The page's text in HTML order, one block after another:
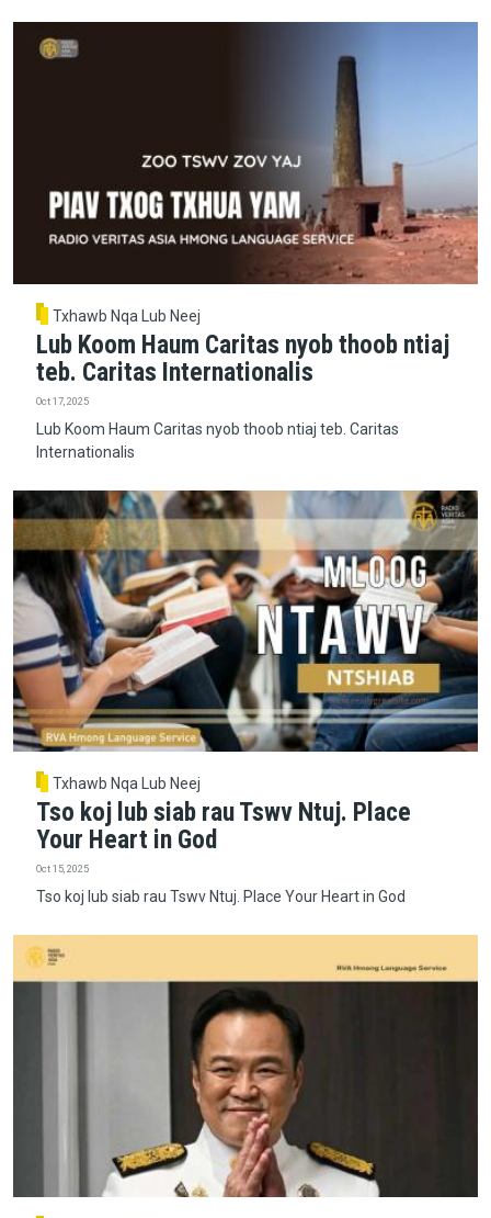
Txhawb Nqa Lub Neej
Lub Koom Haum Caritas nyob thoob ntiaj
teb. Caritas Internationalis
Oct 17, 2025
Lub Koom Haum Caritas nyob thoob ntiaj teb. Caritas
Internationalis
Txhawb Nqa Lub Neej
Tso koj lub siab rau Tswv Ntuj. Place
Your Heart in God
Oct 15, 2025
Tso koj lub siab rau Tswv Ntuj. Place Your Heart in God